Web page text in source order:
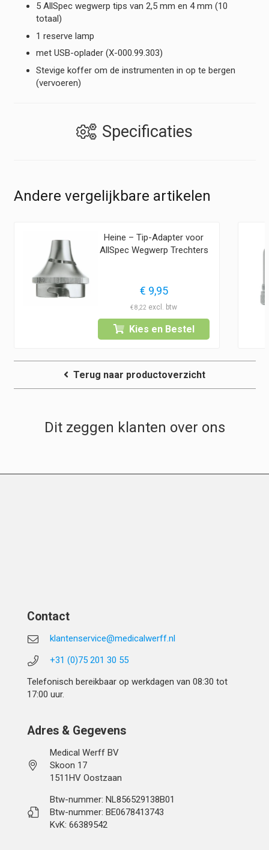
5 AllSpec wegwerp tips van 2,5 mm en 4 mm (10
totaal)
1 reserve lamp
met USB-oplader (X-000.99.303)
Stevige koffer om de instrumenten in op te bergen
(vervoeren)
Specificaties
Andere vergelijkbare artikelen
Heine – Tip-Adapter voor
AllSpec Wegwerp Trechters
€ 9,95
€8,22
Kies en Bestel
Terug naar productoverzicht
Dit zeggen klanten over ons
Contact
klantenservice@medicalwerff.nl
+31 (0)75 201 30 55
Telefonisch bereikbaar op werkdagen van 08:30 tot
17:00 uur.
Adres & Gegevens
Medical Werff BV
Skoon 17
1511HV Oostzaan
Btw-nummer: NL856529138B01
Btw-nummer: BE0678413743
KvK: 66389542